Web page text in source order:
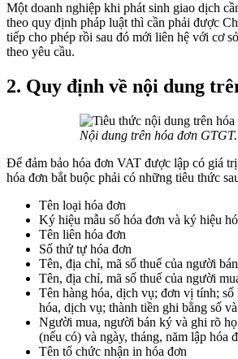
Một doanh nghiệp khi phát sinh giao dịch
theo quy định pháp luật thì cần phải được
tiếp cho phép rồi sau đó mới liên hệ với cơ
theo yêu cầu.
2. Quy định về nội dung
Nội dung trên hóa đơn GTGT.
Để đảm bảo hóa đơn VAT được lập có giá
hóa đơn bắt buộc phải có những tiêu thức
Tên loại hóa đơn
Ký hiệu mẫu số hóa đơn và ký hiệu
Tên liên hóa đơn
Số thứ tự hóa đơn
Tên, địa chỉ, mã số thuế của người bán
Tên, địa chỉ, mã số thuế của người
Tên hàng hóa, dịch vụ; đơn vị tính;
hóa, dịch vụ; thành tiền ghi bằng số
Người mua, người bán ký và ghi rõ
(nếu có) và ngày, tháng, năm lập hóa
Tên tổ chức nhận in hóa đơn